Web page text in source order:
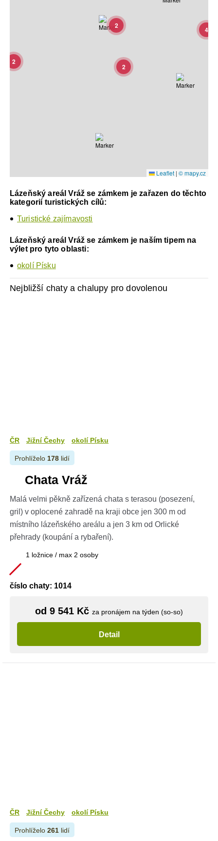
2
2
2
4
Leaflet | © mapy.cz
Lázeňský areál Vráž se zámkem je zařazen do těchto
kategorií turistických cílů:
Turistické zajímavosti
Lázeňský areál Vráž se zámkem je naším tipem na
výlet pro tyto oblasti:
okolí Písku
Nejbližší chaty a chalupy pro dovolenou
ČR Jižní Čechy okolí Písku
Prohlíželo 178 lidí
Chata Vráž
Malá velmi pěkně zařízená chata s terasou (posezení,
gril) v oplocené zahradě na kraji obce jen 300 m od
místního lázeňského areálu a jen 3 km od Orlické
přehrady (koupání a rybaření).
1 ložnice / max 2 osoby
číslo chaty: 1014
od 9 541 Kč za pronájem na týden (so-so)
Detail
ČR Jižní Čechy okolí Písku
Prohlíželo 261 lidí